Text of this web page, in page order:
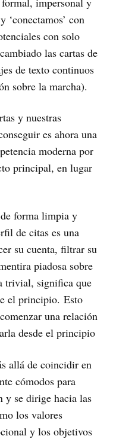
‘conectamos’ con
con solo
las cartas de
de texto continuos
sobre la marcha).
y nuestras
es ahora una
moderna por
principal, en lugar
forma limpia y
de citas es una
su cuenta, filtrar su
piadosa sobre
trivial, significa que
el principio. Esto
una relación
desde el principio
allá de coincidir en
cómodos para
y se dirige hacia las
los valores
y los objetivos